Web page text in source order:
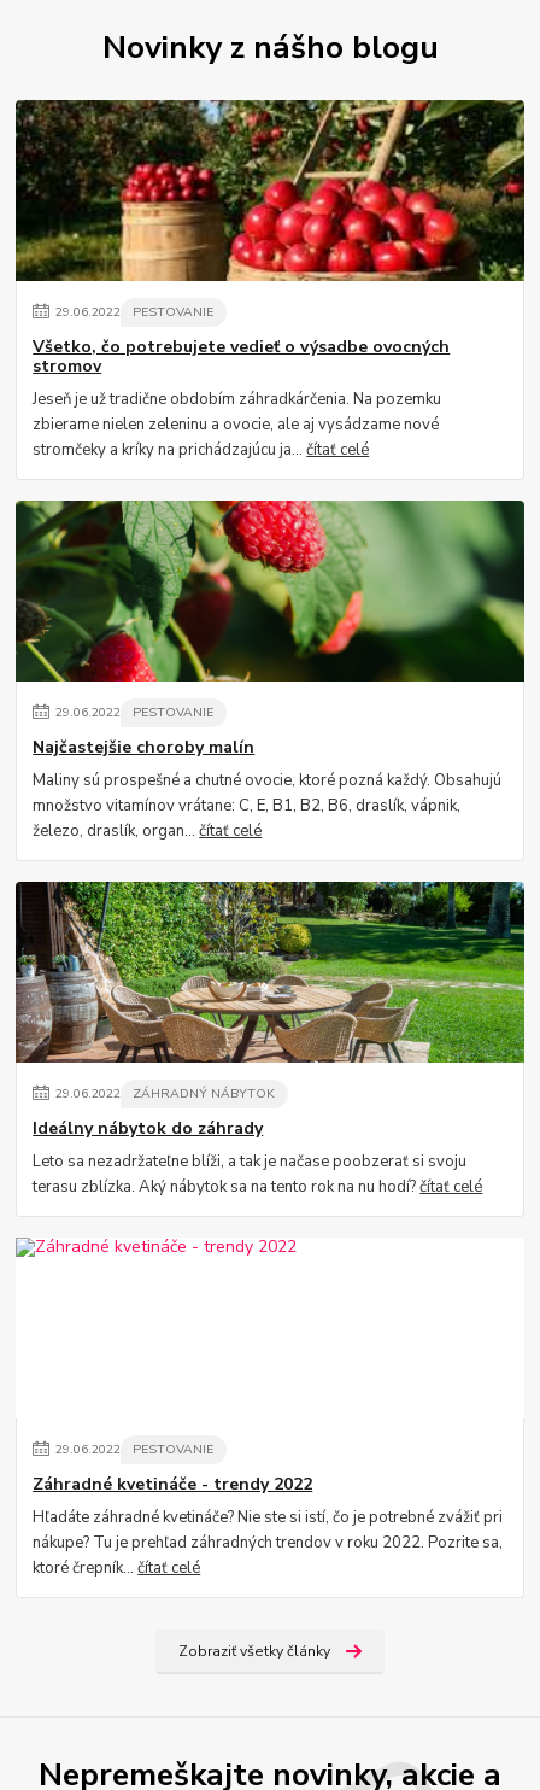
Novinky z nášho blogu
29.06.2022 PESTOVANIE
Všetko, čo potrebujete vedieť o výsadbe ovocných
stromov
Jeseň je už tradične obdobím záhradkárčenia. Na pozemku
zbierame nielen zeleninu a ovocie, ale aj vysádzame nové
stromčeky a kríky na prichádzajúcu ja...čítať celé
29.06.2022 PESTOVANIE
Najčastejšie choroby malín
Maliny sú prospešné a chutné ovocie, ktoré pozná každý. Obsahujú
množstvo vitamínov vrátane: C, E, B1, B2, B6, draslík, vápnik,
železo, draslík, organ...čítať celé
29.06.2022 ZÁHRADNÝ NÁBYTOK
Ideálny nábytok do záhrady
Leto sa nezadržateľne blíži, a tak je načase poobzerať si svoju
terasu zblízka. Aký nábytok sa na tento rok na nu hodí?čítať celé
29.06.2022 PESTOVANIE
Záhradné kvetináče - trendy 2022
Hľadáte záhradné kvetináče? Nie ste si istí, čo je potrebné zvážiť pri
nákupe? Tu je prehľad záhradných trendov v roku 2022. Pozrite sa,
ktoré črepník...čítať celé
Zobraziť všetky články
Nepremeškajte novinky, akcie a